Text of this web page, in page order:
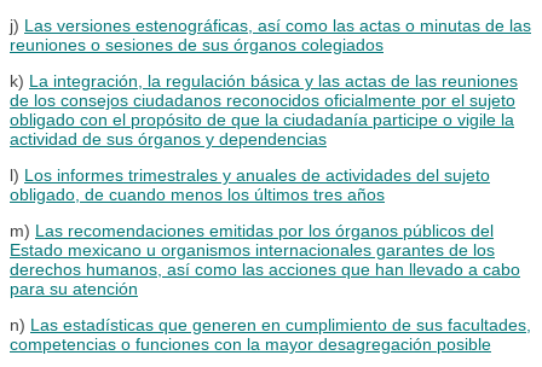
j) Las versiones estenográficas, así como las actas o minutas de las
reuniones o sesiones de sus órganos colegiados
k) La integración, la regulación básica y las actas de las reuniones
de los consejos ciudadanos reconocidos oficialmente por el sujeto
obligado con el propósito de que la ciudadanía participe o vigile la
actividad de sus órganos y dependencias
l) Los informes trimestrales y anuales de actividades del sujeto
obligado, de cuando menos los últimos tres años
m) Las recomendaciones emitidas por los órganos públicos del
Estado mexicano u organismos internacionales garantes de los
derechos humanos, así como las acciones que han llevado a cabo
para su atención
n) Las estadísticas que generen en cumplimiento de sus facultades,
competencias o funciones con la mayor desagregación posible